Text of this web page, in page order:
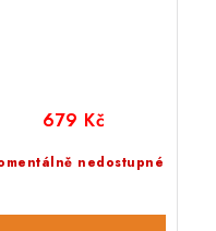
nedostupné
679 Kč